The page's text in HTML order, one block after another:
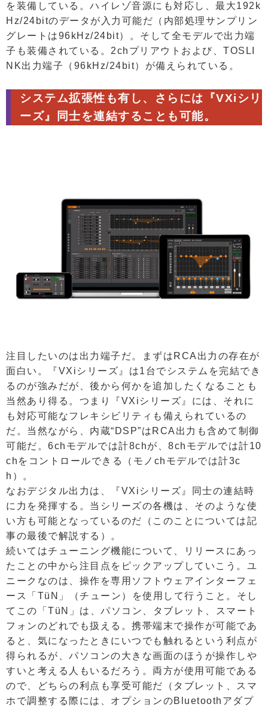
を装備している。ハイレゾ音源にも対応し、最大192k
Hz/24bitのデータが入力可能だ（内部処理サンプリン
グレートは96kHz/24bit）。そして全モデルで出力端
子も装備されている。2chプリアウトおよび、TOSLI
NK出力端子（96kHz/24bit）が備えられている。
システム拡張性も有し、さらには『VXiシリ
ーズ』同士を連結することも可能。
注目したいのは出力端子だ。まずはRCA出力の存在が
面白い。『VXiシリーズ』は1台でシステムを完結でき
るのが強みだが、後から何かを追加したくなることも
当然あり得る。つまり『VXiシリーズ』には、それに
も対応可能なフレキシビリティも備えられているの
だ。当然ながら、内蔵“DSP”はRCA出力も含めて制御
可能だ。6chモデルでは計8chが、8chモデルでは計10
chをコントロールできる（モノchモデルでは計3c
h）。
なおデジタル出力は、『VXiシリーズ』同士の連結時
に力を発揮する。当シリーズの各機は、そのような使
い方も可能となっているのだ（このことについては記
事の最後で解説する）。
続いてはチューニング機能について、リリースにあっ
たことの中から注目点をピックアップしていこう。ユ
ニークなのは、操作を専用ソフトウェアインターフェ
ース「TüN」（チューン）を使用して行うこと。そし
てこの「TüN」は、パソコン、タブレット、スマート
フォンのどれでも扱える。携帯端末で操作が可能であ
ると、気になったときにいつでも触れるという利点が
得られるが、パソコンの大きな画面のほうが操作しや
すいと考える人もいるだろう。両方が使用可能である
ので、どちらの利点も享受可能だ（タブレット、スマ
ホで調整する際には、オプションのBluetoothアダプ